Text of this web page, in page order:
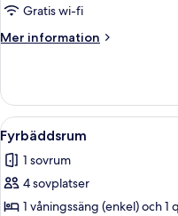
Gratis wi-fi
Mer information
Mer
Öppna
alla
foton
för
Fyrbäddsrum
5
Fyrbäddsrum
1 sovrum
4 sovplatser
1 våningssäng (enkel) och 1